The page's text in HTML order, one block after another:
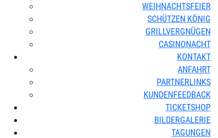
WEIHNACHTSFEIER
SCHÜTZEN KÖNIG
GRILLVERGNÜGEN
CASINONACHT
KONTAKT
ANFAHRT
PARTNERLINKS
KUNDENFEEDBACK
TICKETSHOP
BILDERGALERIE
TAGUNGEN